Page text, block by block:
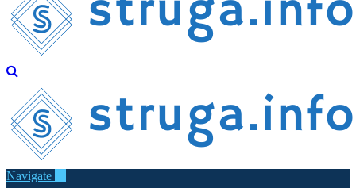
Navigate